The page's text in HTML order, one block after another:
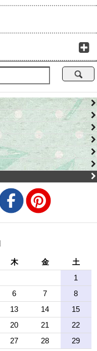
木 金
土
1
6 7
8
13 14
15
20 21
22
27 28
29